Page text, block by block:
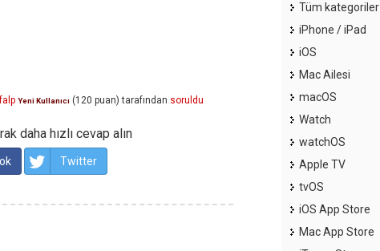
Yeni Kullanıcı (120 puan) tarafından soruldu
daha hızlı cevap alın
Twitter
Tüm kategoriler
iPhone / iPad
iOS
Mac Ailesi
macOS
Watch
watchOS
Apple TV
tvOS
iOS App Store
Mac App Store